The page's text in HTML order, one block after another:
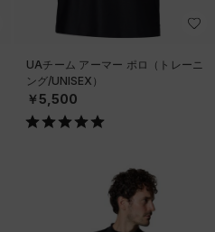
UAチーム アーマー ポロ（トレーニ
ング/UNISEX）
￥5,500